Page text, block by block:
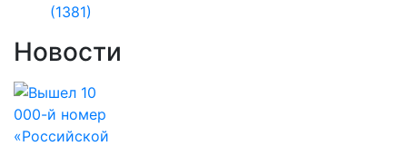
(1381)
Новости